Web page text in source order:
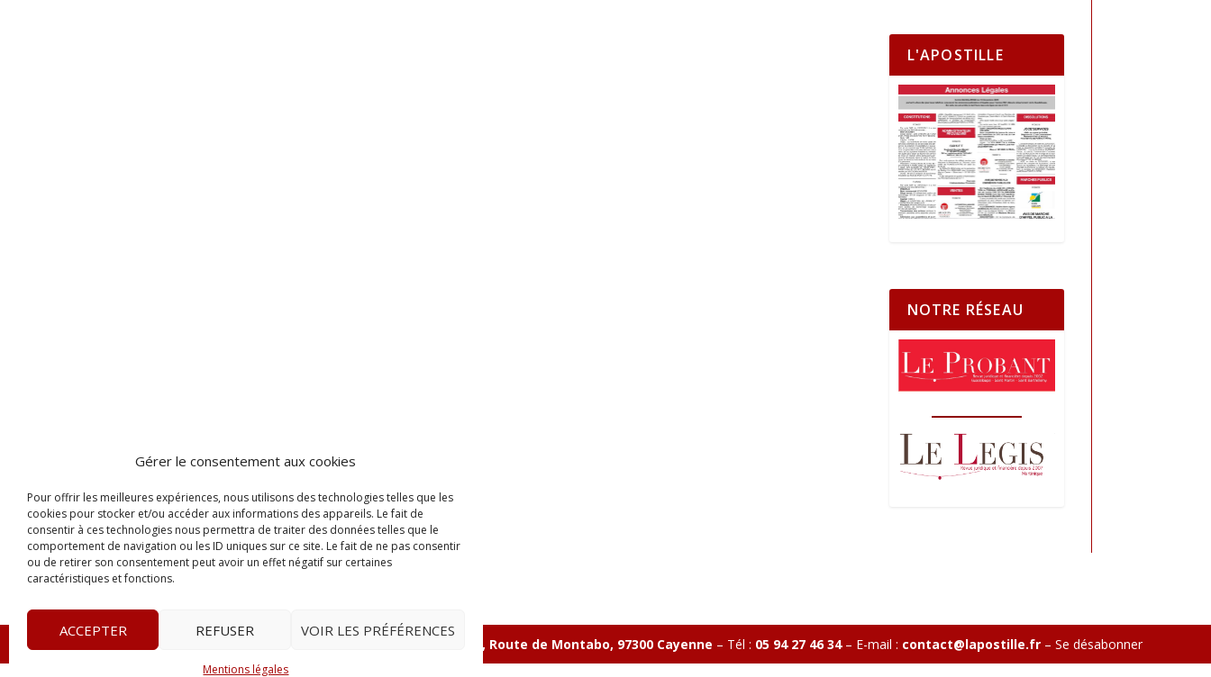
Gérer le consentement aux cookies
Pour offrir les meilleures expériences, nous utilisons des technologies telles que les
cookies pour stocker et/ou accéder aux informations des appareils. Le fait de
consentir à ces technologies nous permettra de traiter des données telles que le
comportement de navigation ou les ID uniques sur ce site. Le fait de ne pas consentir
ou de retirer son consentement peut avoir un effet négatif sur certaines
caractéristiques et fonctions.
ACCEPTER REFUSER VOIR LES PRÉFÉRENCES
Mentions légales
L'APOSTILLE
NOTRE RÉSEAU
L’apostille 1 Avenue Gustave Charlery, Route de Montabo, 97300 Cayenne – Tél : 05 94 27 46 34– E-mail : contact@lapostille.fr– Se désabonner